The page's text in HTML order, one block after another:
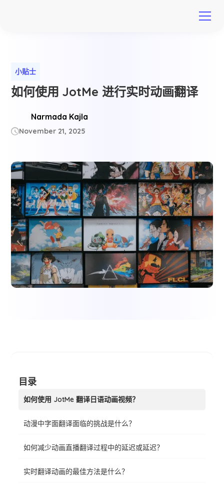
小贴士
如何使用 JotMe 进行实时动画翻译
Narmada Kajla
November 21, 2025
目录
如何使用 JotMe 翻译日语动画视频？
动漫中字面翻译面临的挑战是什么？
如何减少动画直播翻译过程中的延迟或延迟？
实时翻译动画的最佳方法是什么？